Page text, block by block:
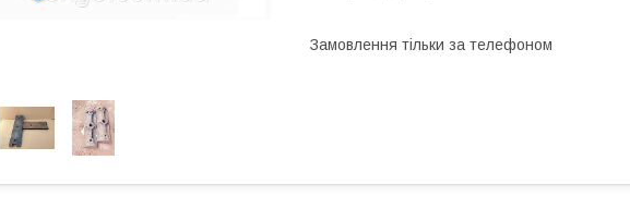
Замовлення тільки за телефоном